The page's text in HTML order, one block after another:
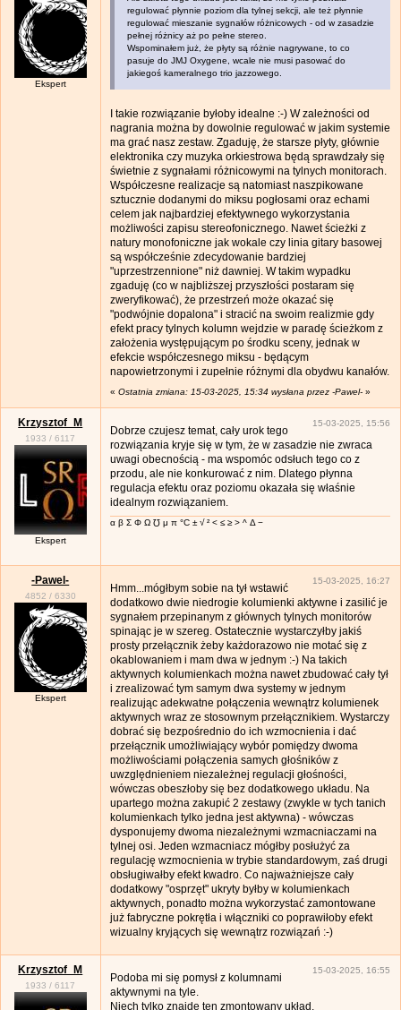
Ekspert
regulować płynnie poziom dla tylnej sekcji, ale też płynnie
regulować mieszanie sygnałów różnicowych - od w zasadzie
pełnej różnicy aż po pełne stereo.
Wspominałem już, że płyty są różnie nagrywane, to co
pasuje do JMJ Oxygene, wcale nie musi pasować do
jakiegoś kameralnego trio jazzowego.
I takie rozwiązanie byłoby idealne :-) W zależności od
nagrania można by dowolnie regulować w jakim systemie
ma grać nasz zestaw. Zgaduję, że starsze płyty, głównie
elektronika czy muzyka orkiestrowa będą sprawdzały się
świetnie z sygnałami różnicowymi na tylnych monitorach.
Współczesne realizacje są natomiast naszpikowane
sztucznie dodanymi do miksu pogłosami oraz echami
celem jak najbardziej efektywnego wykorzystania
możliwości zapisu stereofonicznego. Nawet ścieżki z
natury monofoniczne jak wokale czy linia gitary basowej
są współcześnie zdecydowanie bardziej
"uprzestrzennione" niż dawniej. W takim wypadku
zgaduję (co w najbliższej przyszłości postaram się
zweryfikować), że przestrzeń może okazać się
"podwójnie dopalona" i stracić na swoim realizmie gdy
efekt pracy tylnych kolumn wejdzie w paradę ścieżkom z
założenia występującym po środku sceny, jednak w
efekcie współczesnego miksu - będącym
napowietrzonymi i zupełnie różnymi dla obydwu kanałów.
« Ostatnia zmiana: 15-03-2025, 15:34 wysłana przez -Pawel-»
Krzysztof_M
1933 /6117
Ekspert
15-03-2025, 15:56
Dobrze czujesz temat, cały urok tego
rozwiązania kryje się w tym, że w zasadzie nie zwraca
uwagi obecnością - ma wspomóc odsłuch tego co z
przodu, ale nie konkurować z nim. Dlatego płynna
regulacja efektu oraz poziomu okazała się właśnie
idealnym rozwiązaniem.
α β Σ Φ Ω ℧ μ π °C ± √ ² < ≤ ≥ > ^ Δ −
-Pawel-
4852 / 6330
Ekspert
15-03-2025, 16:27
Hmm...mógłbym sobie na tył wstawić
dodatkowo dwie niedrogie kolumienki aktywne i zasilić je
sygnałem przepinanym z głównych tylnych monitorów
spinając je w szereg. Ostatecznie wystarczyłby jakiś
prosty przełącznik żeby każdorazowo nie motać się z
okablowaniem i mam dwa w jednym :-) Na takich
aktywnych kolumienkach można nawet zbudować cały tył
i zrealizować tym samym dwa systemy w jednym
realizując adekwatne połączenia wewnątrz kolumienek
aktywnych wraz ze stosownym przełącznikiem. Wystarczy
dobrać się bezpośrednio do ich wzmocnienia i dać
przełącznik umożliwiający wybór pomiędzy dwoma
możliwościami połączenia samych głośników z
uwzględnieniem niezależnej regulacji głośności,
wówczas obeszłoby się bez dodatkowego układu. Na
upartego można zakupić 2 zestawy (zwykle w tych tanich
kolumienkach tylko jedna jest aktywna) - wówczas
dysponujemy dwoma niezależnymi wzmacniaczami na
tylnej osi. Jeden wzmacniacz mógłby posłużyć za
regulację wzmocnienia w trybie standardowym, zaś drugi
obsługiwałby efekt kwadro. Co najważniejsze cały
dodatkowy "osprzęt" ukryty byłby w kolumienkach
aktywnych, ponadto można wykorzystać zamontowane
już fabryczne pokrętła i włączniki co poprawiłoby efekt
wizualny kryjących się wewnątrz rozwiązań :-)
Krzysztof_M
1933 /6117
15-03-2025, 16:55
Podoba mi się pomysł z kolumnami
aktywnymi na tyle.
Niech tylko znajdę ten zmontowany układ.